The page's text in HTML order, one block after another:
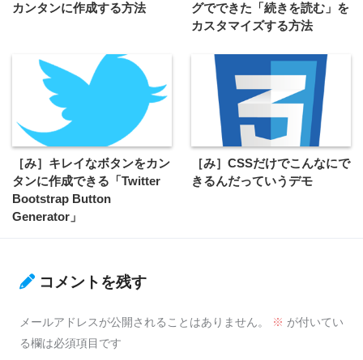
カンタンに作成する方法
グでできた「続きを読む」を
カスタマイズする方法
［み］キレイなボタンをカン
タンに作成できる「Twitter
Bootstrap Button
Generator」
［み］CSSだけでこんなにで
きるんだっていうデモ
コメントを残す
メールアドレスが公開されることはありません。 ※ が付いてい
る欄は必須項目です